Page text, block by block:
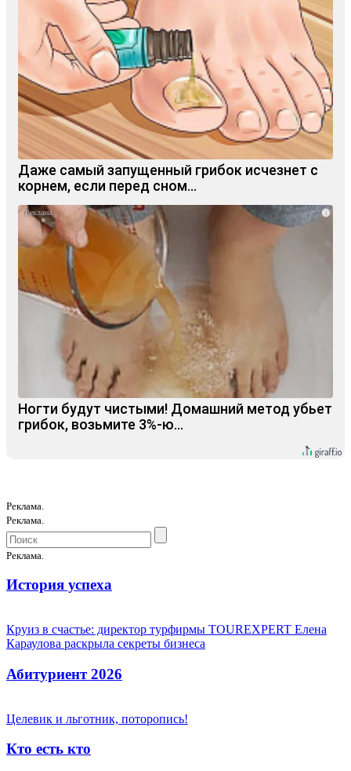
Даже самый запущенный грибок исчезнет с
корнем, если перед сном…
i
Ногти будут чистыми! Домашний метод убьет
грибок, возьмите 3%-ю…
Реклама.
Реклама.
Реклама.
История успеха
Круиз в счастье: директор турфирмы TOUREXPERT Елена
Караулова раскрыла секреты бизнеса
Абитуриент 2026
Целевик и льготник, поторопись!
Кто есть кто